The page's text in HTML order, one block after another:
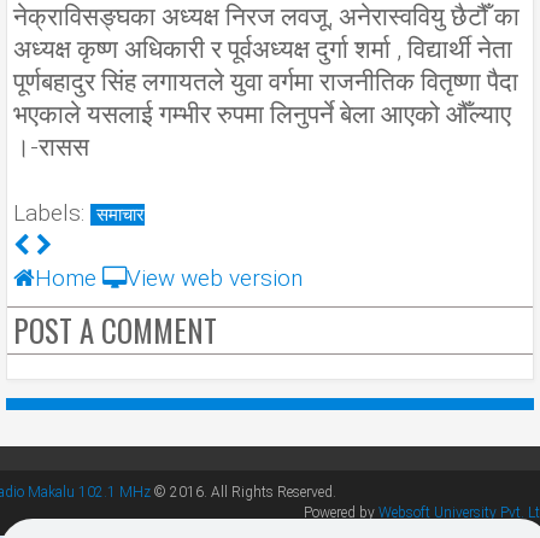
नेक्राविसङ्घका अध्यक्ष निरज लवजू, अनेरास्ववियु छैटौँ का
अध्यक्ष कृष्ण अधिकारी र पूर्वअध्यक्ष दुर्गा शर्मा , विद्यार्थी नेता
पूर्णबहादुर सिंह लगायतले युवा वर्गमा राजनीतिक वितृष्णा पैदा
भएकाले यसलाई गम्भीर रुपमा लिनुपर्ने बेला आएको औँल्याए
।-रासस
Labels: समाचार
Home View web version
POST A COMMENT
Makalu 102.1 MHz © 2016. All Rights Reserved.
Powered by Websoft University Pvt.